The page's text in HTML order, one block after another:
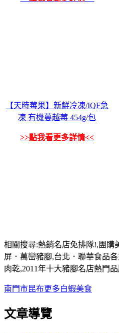
【天時莓果】新鮮冷凍/IQF急
凍 有機蔓越莓 454g/包
>>點我看更多詳情<<
相關搜尋:熱銷名店免排隊!,團購
屏．萬巒豬腳,台北．聯華食品
肉乾,2011年十大豬腳名店熱門
南門市昆布更多白蝦美食
文章導覽